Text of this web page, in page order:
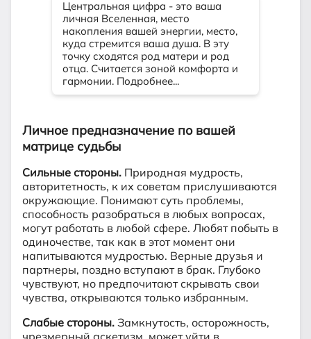
Личное предназначение по вашей
матрице судьбы
Сильные стороны. Природная мудрость,
авторитетность, к их советам прислушиваются
окружающие. Понимают суть проблемы,
способность разобраться в любых вопросах,
могут работать в любой сфере. Любят побыть в
одиночестве, так как в этот момент они
напитываются мудростью. Верные друзья и
партнеры, поздно вступают в брак. Глубоко
чувствуют, но предпочитают скрывать свои
чувства, открываются только избранным.
Слабые стороны. Замкнутость, осторожность,
чрезмерный аскетизм, может уйти в